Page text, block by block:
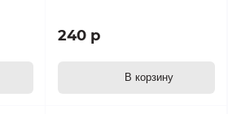
240 р
В корзину